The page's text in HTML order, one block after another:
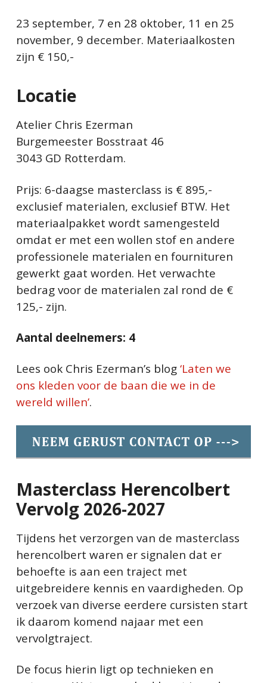
23 september, 7 en 28 oktober, 11 en 25
november, 9 december. Materiaalkosten
zijn € 150,-
Locatie
Atelier Chris Ezerman
Burgemeester Bosstraat 46
3043 GD Rotterdam.
Prijs: 6-daagse masterclass is € 895,-
exclusief materialen, exclusief BTW. Het
materiaalpakket wordt samengesteld
omdat er met een wollen stof en andere
professionele materialen en fournituren
gewerkt gaat worden. Het verwachte
bedrag voor de materialen zal rond de €
125,- zijn.
Aantal deelnemers: 4
Lees ook Chris Ezerman’s blog ‘Laten we
ons kleden voor de baan die we in de
wereld willen’.
Masterclass Herencolbert
Vervolg 2026-2027
Tijdens het verzorgen van de masterclass
herencolbert waren er signalen dat er
behoefte is aan een traject met
uitgebreidere kennis en vaardigheden. Op
verzoek van diverse eerdere cursisten start
ik daarom komend najaar met een
vervolgtraject.
De focus hierin ligt op technieken en